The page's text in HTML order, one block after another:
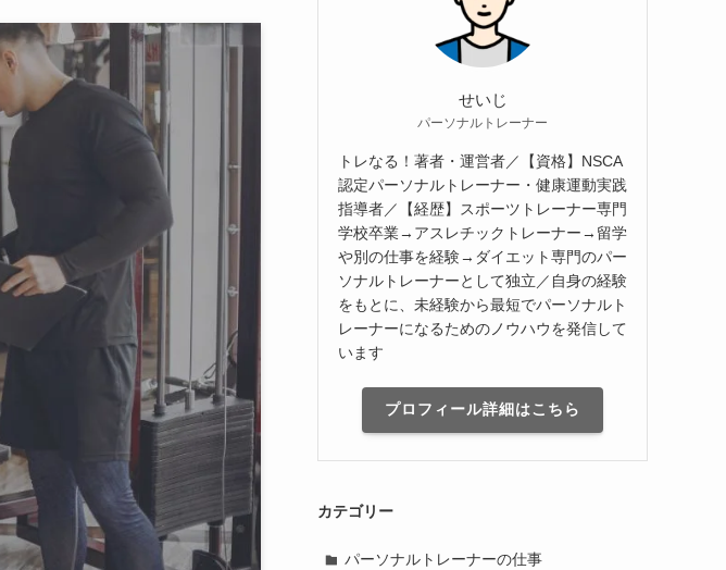
せいじ
パーソナルトレーナー
トレなる！著者・運営者／【資格】NSCA
認定パーソナルトレーナー・健康運動実践
指導者／【経歴】スポーツトレーナー専門
学校卒業→アスレチックトレーナー→留学
や別の仕事を経験→ダイエット専門のパー
ソナルトレーナーとして独立／自身の経験
をもとに、未経験から最短でパーソナルト
レーナーになるためのノウハウを発信して
います
プロフィール詳細はこちら
カテゴリー
パーソナルトレーナーの仕事